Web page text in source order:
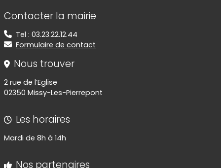
Informations de contact
Contacter la mairie
Tel : 03.23.22.12.44
Formulaire de contact
Nous trouver
2 rue de l’Eglise
02350 Missy-Les-Pierrepont
Les horaires
Mardi de 8h à 14h
Nos partenaires